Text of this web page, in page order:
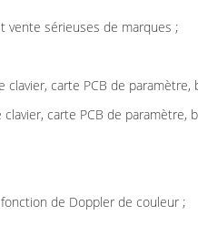
vente sérieuses de marques ;
clavier, carte PCB de paramètre,
carte PCB de paramètre,
de Doppler de couleur ;